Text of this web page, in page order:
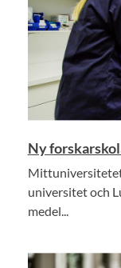
Ny
universitet och
medel...